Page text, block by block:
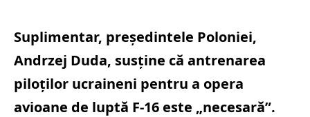
Suplimentar, președintele Poloniei,
Andrzej Duda, susține că antrenarea
piloților ucraineni pentru a opera
avioane de luptă F-16 este „necesară”.